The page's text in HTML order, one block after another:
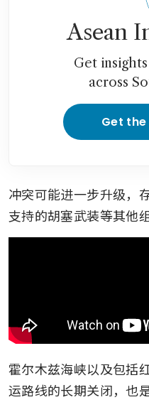
Asean
Get
across
Get
冲突可能进一步升级，
支持的胡塞武装等其他
霍尔木兹海峡以及包括
运路线的长期关闭，也